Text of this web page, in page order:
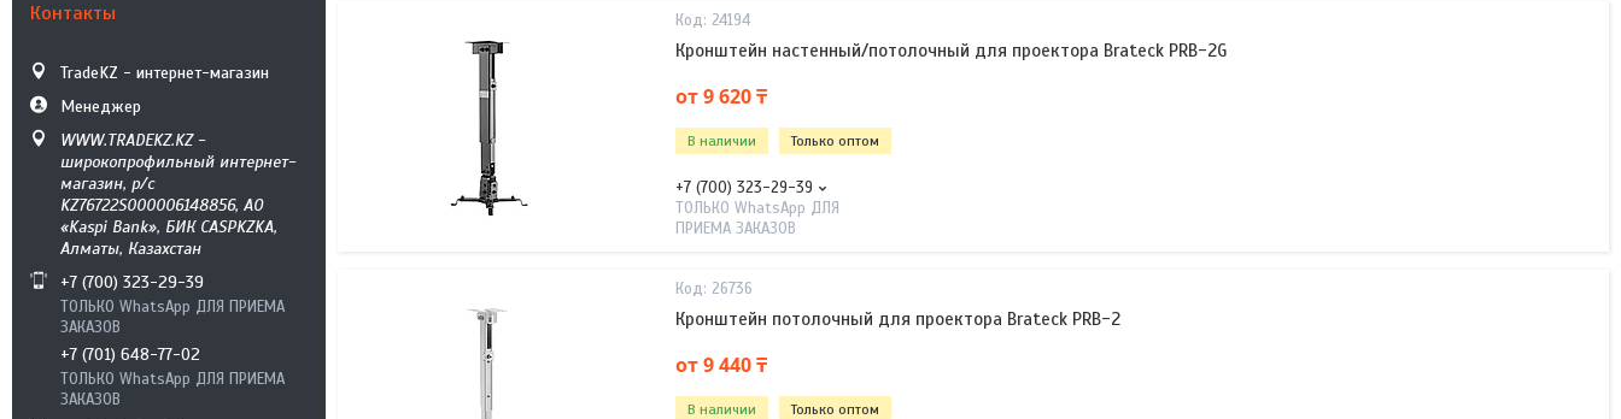
Контакты
TradeKZ - интернет-магазин
Менеджер
WWW.TRADEKZ.KZ -
широкопрофильный интернет-
магазин, р/с
KZ76722S000006148856, АО
«Kaspi Bank», БИК CASPKZKA,
Алматы, Казахстан
+7 (700) 323-29-39
ТОЛЬКО WhatsApp ДЛЯ ПРИЕМА
ЗАКАЗОВ
+7 (701) 648-77-02
ТОЛЬКО WhatsApp ДЛЯ ПРИЕМА
ЗАКАЗОВ
24194
Кронштейн настенный/потолочный для проектора Brateck PRB-2G
от 9 620 ₸
В наличии Только оптом
+7 (700) 323-29-39
ТОЛЬКО WhatsApp ДЛЯ
ПРИЕМА ЗАКАЗОВ
26736
Кронштейн потолочный для проектора Brateck PRB-2
от 9 440 ₸
В наличии Только оптом